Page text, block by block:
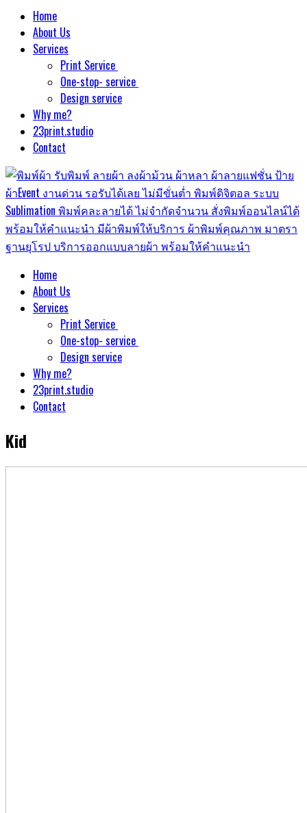
Home
About Us
Services
Print Service
One-stop- service
Design service
Why me?
23print.studio
Contact
Home
About Us
Services
Print Service
One-stop- service
Design service
Why me?
23print.studio
Contact
Kid